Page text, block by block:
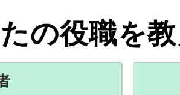
250病院超え
の役職を